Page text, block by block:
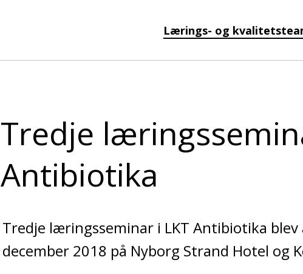
Lærings- og
Tredje
Antibiotika
Tredje læringsseminar i LKT Antibiotika
december 2018 på Nyborg Strand Hotel og